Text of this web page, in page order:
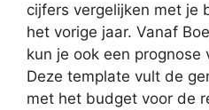
cijfers vergelijken met je
het vorige jaar. Vanaf
kun je ook een prognose
Deze template vult de
met het budget voor de